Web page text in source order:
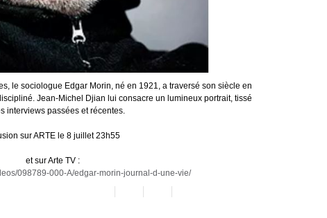
le sociologue Edgar Morin, né en 1921, a traversé son siècle en
Jean-Michel Djian lui consacre un lumineux portrait, tissé
interviews passées et récentes.
sur ARTE le 8 juillet 23h55
et sur Arte TV :
098789-000-A/edgar-morin-journal-d-une-vie/